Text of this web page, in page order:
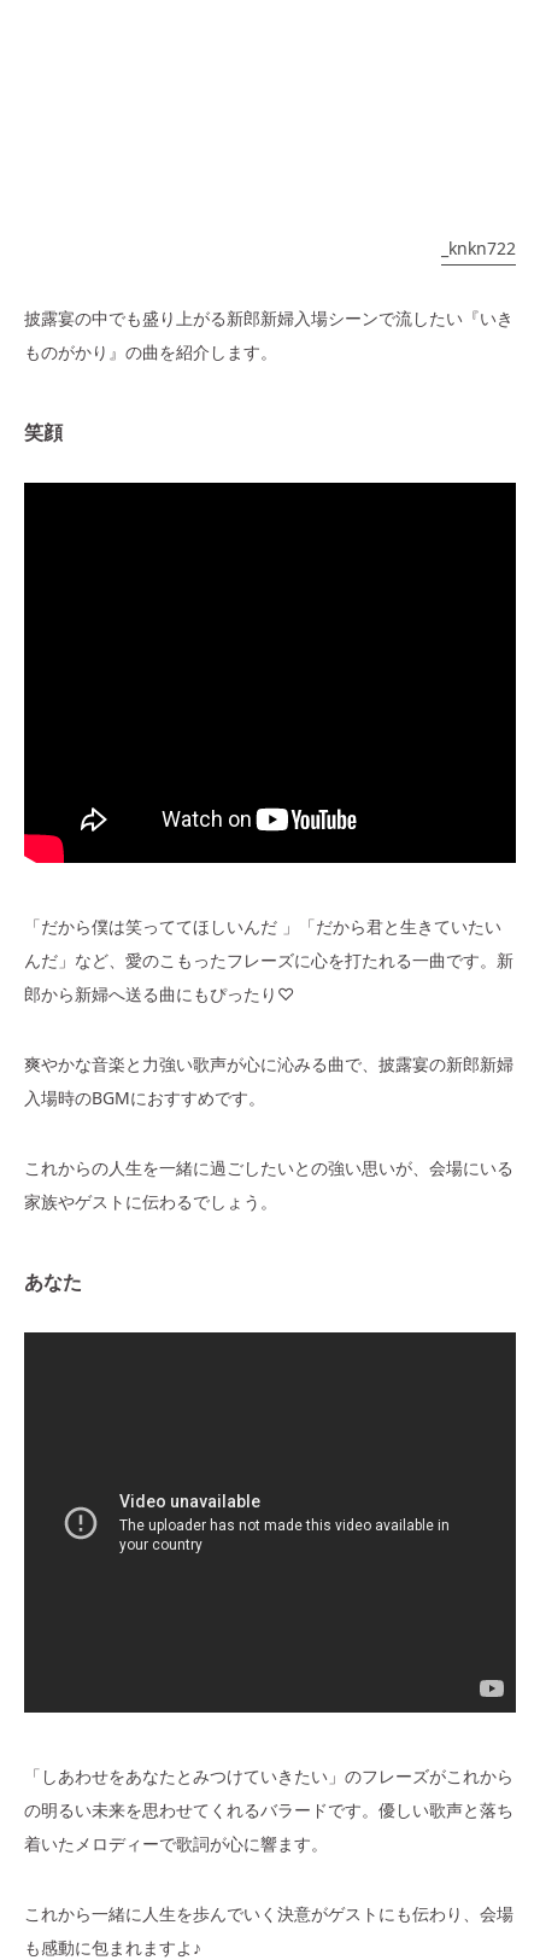
_knkn722
披露宴の中でも盛り上がる新郎新婦入場シーンで流したい『いき
ものがかり』の曲を紹介します。
笑顔
「だから僕は笑っててほしいんだ 」「だから君と生きていたい
んだ」など、愛のこもったフレーズに心を打たれる一曲です。新
郎から新婦へ送る曲にもぴったり♡
爽やかな音楽と力強い歌声が心に沁みる曲で、披露宴の新郎新婦
入場時のBGMにおすすめです。
これからの人生を一緒に過ごしたいとの強い思いが、会場にいる
家族やゲストに伝わるでしょう。
あなた
「しあわせをあなたとみつけていきたい」のフレーズがこれから
の明るい未来を思わせてくれるバラードです。優しい歌声と落ち
着いたメロディーで歌詞が心に響ます。
これから一緒に人生を歩んでいく決意がゲストにも伝わり、会場
も感動に包まれますよ♪